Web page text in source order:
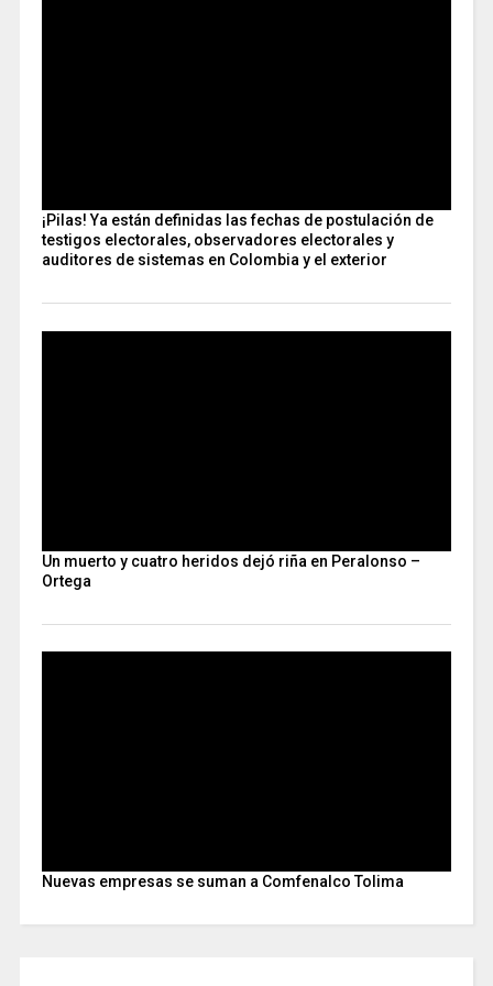
¡Pilas! Ya están definidas las fechas de postulación de
testigos electorales, observadores electorales y
auditores de sistemas en Colombia y el exterior
Un muerto y cuatro heridos dejó riña en Peralonso –
Ortega
Nuevas empresas se suman a Comfenalco Tolima